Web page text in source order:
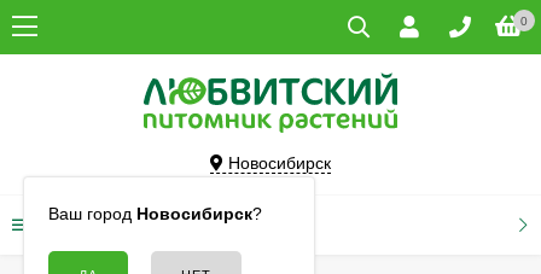
0
Новосибирск
Ваш город Новосибирск?
КАТАЛОГ ТОВАРОВ